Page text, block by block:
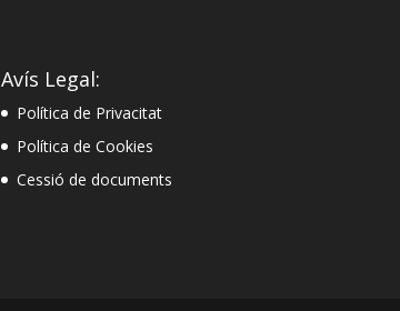
Avís Legal:
Política de Privacitat
Política de Cookies
Cessió de documents